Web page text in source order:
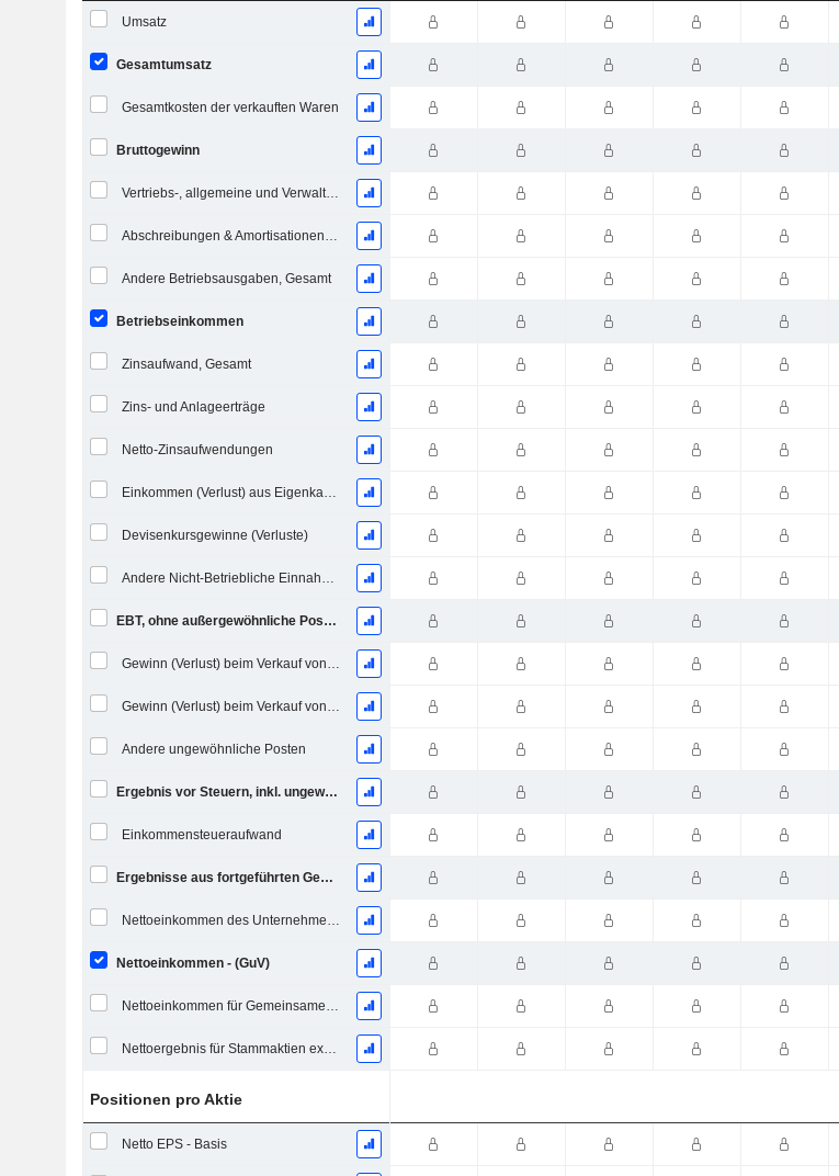
Umsatz
Gesamtumsatz
Gesamtkosten der verkauften Waren
Bruttogewinn
Vertriebs-, allgemeine und Verwaltungskosten, Gesamt
Abschreibungen & Amortisationen - (GuV)
Andere Betriebsausgaben, Gesamt
Betriebseinkommen
Zinsaufwand, Gesamt
Zins- und Anlageerträge
Netto-Zinsaufwendungen
Einkommen (Verlust) aus Eigenkapitalinvestitionen.
Devisenkursgewinne (Verluste)
Andere Nicht-Betriebliche Einnahmen (Ausgaben)
EBT, ohne außergewöhnliche Posten
Gewinn (Verlust) beim Verkauf von Investitionen
Gewinn (Verlust) beim Verkauf von Vermögenswerten
Andere ungewöhnliche Posten
Ergebnis vor Steuern, inkl. ungewöhnliche Posten
Einkommensteueraufwand
Ergebnisse aus fortgeführten Geschäftstätigkeiten
Nettoeinkommen des Unternehmens
Nettoeinkommen - (GuV)
Nettoeinkommen für Gemeinsames einschließlich außerordentlicher Posten
Nettoergebnis für Stammaktien exkl. außerordentliche Posten
Positionen pro Aktie
Netto EPS - Basis